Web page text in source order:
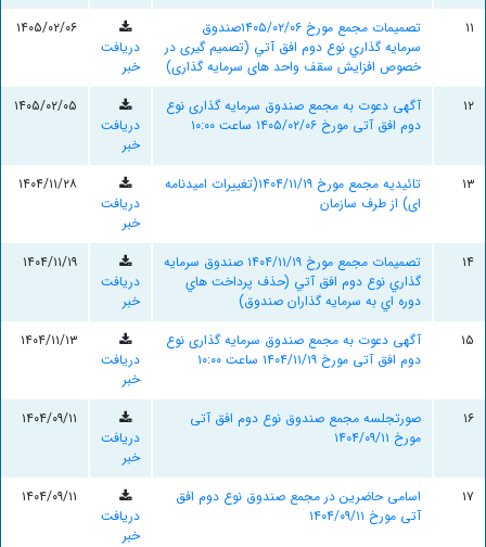
۱۱
تصميمات مجمع مورخ ۱۴۰۵/۰۲/۰۶صندوق
سرمايه گذاري نوع دوم افق آتي (تصمیم گیری در
خصوص افزایش سقف واحد های سرمایه گذاری)
دریافت
خبر
۱۴۰۵/۰۲/۰۶
۱۲
آگهی دعوت به مجمع صندوق سرمایه گذاری نوع
دوم افق آتی مورخ ۱۴۰۵/۰۲/۰۶ ساعت ۱۰:۰۰
دریافت
خبر
۱۴۰۵/۰۲/۰۵
۱۳
تائیدیه مجمع مورخ ۱۴۰۴/۱۱/۱۹(تغييرات امیدنامه
ای) از طرف سازمان
دریافت
خبر
۱۴۰۴/۱۱/۲۸
۱۴
تصميمات مجمع مورخ ۱۴۰۴/۱۱/۱۹ صندوق سرمايه
گذاري نوع دوم افق آتي (حذف پرداخت هاي
دوره اي به سرمايه گذاران صندوق)
دریافت
خبر
۱۴۰۴/۱۱/۱۹
۱۵
آگهی دعوت به مجمع صندوق سرمایه گذاری نوع
دوم افق آتی مورخ ۱۴۰۴/۱۱/۱۹ ساعت ۱۰:۰۰
دریافت
خبر
۱۴۰۴/۱۱/۱۳
۱۶
صورتجلسه مجمع صندوق نوع دوم افق آتی
مورخ ۱۴۰۴/۰۹/۱۱
دریافت
خبر
۱۴۰۴/۰۹/۱۱
۱۷
اسامی حاضرین در مجمع صندوق نوع دوم افق
آتی مورخ ۱۴۰۴/۰۹/۱۱
دریافت
خبر
۱۴۰۴/۰۹/۱۱